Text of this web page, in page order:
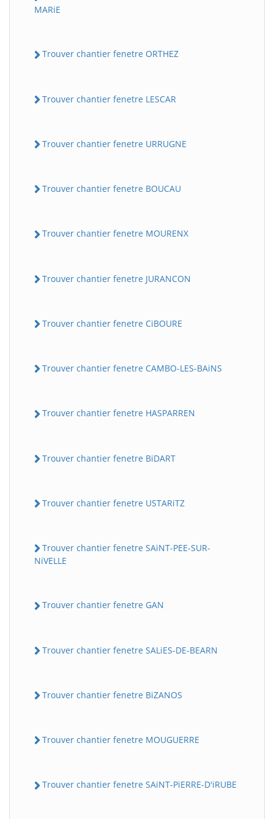
MARiE
Trouver chantier fenetre ORTHEZ
Trouver chantier fenetre LESCAR
Trouver chantier fenetre URRUGNE
Trouver chantier fenetre BOUCAU
Trouver chantier fenetre MOURENX
Trouver chantier fenetre JURANCON
Trouver chantier fenetre CiBOURE
Trouver chantier fenetre CAMBO-LES-BAiNS
Trouver chantier fenetre HASPARREN
Trouver chantier fenetre BiDART
Trouver chantier fenetre USTARiTZ
Trouver chantier fenetre SAiNT-PEE-SUR-
NiVELLE
Trouver chantier fenetre GAN
Trouver chantier fenetre SALiES-DE-BEARN
Trouver chantier fenetre BiZANOS
Trouver chantier fenetre MOUGUERRE
Trouver chantier fenetre SAiNT-PiERRE-D'iRUBE